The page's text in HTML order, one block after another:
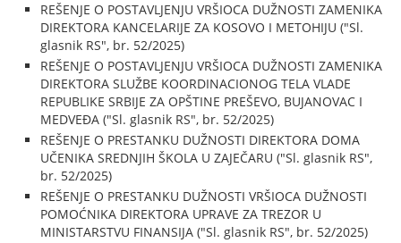
REŠENJE O POSTAVLJENJU VRŠIOCA DUŽNOSTI ZAMENIKA
DIREKTORA KANCELARIJE ZA KOSOVO I METOHIJU ("Sl.
glasnik RS", br. 52/2025)
REŠENJE O POSTAVLJENJU VRŠIOCA DUŽNOSTI ZAMENIKA
DIREKTORA SLUŽBE KOORDINACIONOG TELA VLADE
REPUBLIKE SRBIJE ZA OPŠTINE PREŠEVO, BUJANOVAC I
MEDVEĐA ("Sl. glasnik RS", br. 52/2025)
REŠENJE O PRESTANKU DUŽNOSTI DIREKTORA DOMA
UČENIKA SREDNJIH ŠKOLA U ZAJEČARU ("Sl. glasnik RS",
br. 52/2025)
REŠENJE O PRESTANKU DUŽNOSTI VRŠIOCA DUŽNOSTI
POMOĆNIKA DIREKTORA UPRAVE ZA TREZOR U
MINISTARSTVU FINANSIJA ("Sl. glasnik RS", br. 52/2025)